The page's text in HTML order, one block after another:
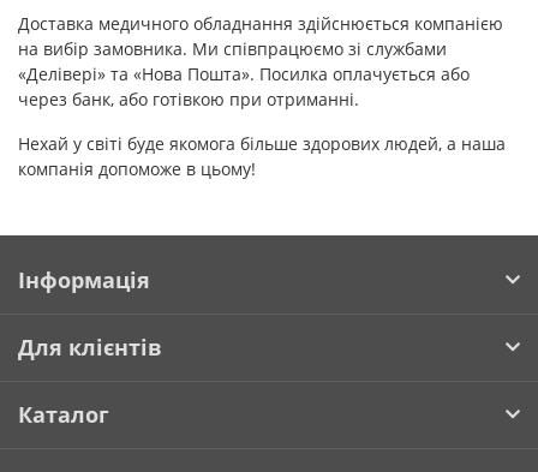
Доставка медичного обладнання здійснюється компанією
на вибір замовника. Ми співпрацюємо зі службами
«Делівері» та «Нова Пошта». Посилка оплачується або
через банк, або готівкою при отриманні.
Нехай у світі буде якомога більше здорових людей, а наша
компанія допоможе в цьому!
Інформація
Для клієнтів
Каталог